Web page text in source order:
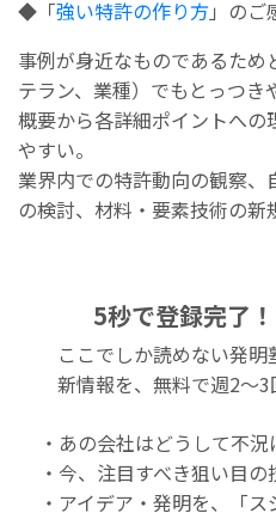
◆「強い特許の作り方」のご
事例が身近なものであるた
テラン、業種）でもとっつき
概要から各詳細ポイントへの
やすい。
業界内での特許動向の観察
の検討、材料・要素技術の新
5秒で登録完了
ここでしか読めない発
新情報を、無料で週2〜3
・あの会社はどうして不
・今、注目すべき狙い目の
・アイデア・発明を、「